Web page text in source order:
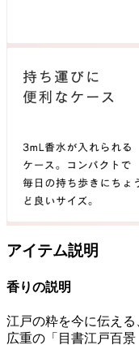
アイテム説明
香りの説明
江戸の粋を今に伝え
広重の「目書江戸百